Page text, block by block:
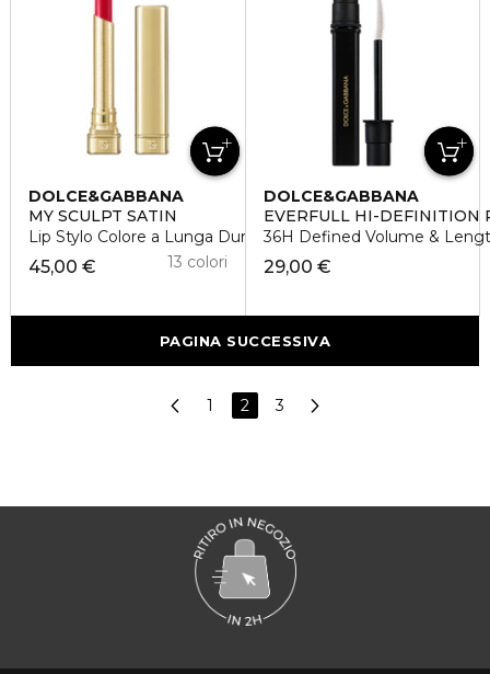
DOLCE&GABBANA
MY SCULPT SATIN
Lip Stylo Colore a Lunga Durata e Idratazione
45,00 € 13 colori
DOLCE&GABBANA
EVERFULL HI-DEFINITION
36H Defined Volume &
29,00 €
PAGINA SUCCESSIVA
1 2 3